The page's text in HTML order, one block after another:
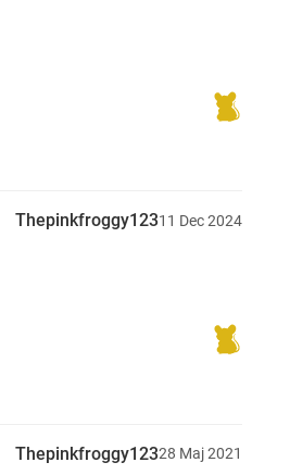
Thepinkfroggy12311 Dec2024
Thepinkfroggy12328 Maj2021